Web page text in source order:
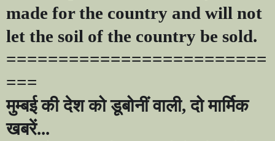
made for the country and will not
let the soil of the country be sold.
=========================
===
मुम्बई की देश को डूबोनीं वाली,दो मार्मिक
खबरें...